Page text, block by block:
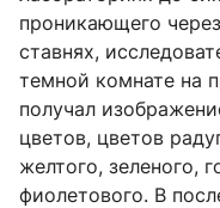
проникающего
ставнях,
темной комнате на
получал
цветов, цветов
желтого, зеленого,
фиолетового. В